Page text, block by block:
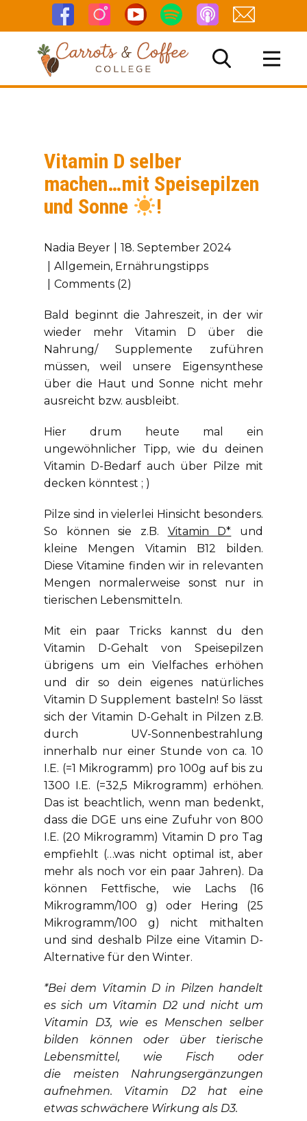
Vitamin D selber
machen…mit Speisepilzen
und Sonne
!
Nadia Beyer
18. September 2024
Allgemein, Ernährungstipps
Comments (2)
Bald beginnt die Jahreszeit, in der wir
wieder mehr Vitamin D über die
Nahrung/ Supplemente zuführen
müssen, weil unsere Eigensynthese
über die Haut und Sonne nicht mehr
ausreicht bzw. ausbleibt.
Hier drum heute mal ein
ungewöhnlicher Tipp, wie du deinen
Vitamin D-Bedarf auch über Pilze mit
decken könntest ; )
Pilze sind in vielerlei Hinsicht besonders.
So können sie z.B. Vitamin D* und
kleine Mengen Vitamin B12 bilden.
Diese Vitamine finden wir in relevanten
Mengen normalerweise sonst nur in
tierischen Lebensmitteln.
Mit ein paar Tricks kannst du den
Vitamin D-Gehalt von Speisepilzen
übrigens um ein Vielfaches erhöhen
und dir so dein eigenes natürliches
Vitamin D Supplement basteln! So lässt
sich der Vitamin D-Gehalt in Pilzen z.B.
durch UV-Sonnenbestrahlung
innerhalb nur einer Stunde von ca. 10
I.E. (=1 Mikrogramm) pro 100g auf bis zu
1300 I.E. (=32,5 Mikrogramm) erhöhen.
Das ist beachtlich, wenn man bedenkt,
dass die DGE uns eine Zufuhr von 800
I.E. (20 Mikrogramm) Vitamin D pro Tag
empfiehlt (…was nicht optimal ist, aber
mehr als noch vor ein paar Jahren). Da
können Fettfische, wie Lachs (16
Mikrogramm/100 g) oder Hering (25
Mikrogramm/100 g) nicht mithalten
und sind deshalb Pilze eine Vitamin D-
Alternative für den Winter.
*Bei dem Vitamin D in Pilzen handelt
es sich um Vitamin D2 und nicht um
Vitamin D3, wie es Menschen selber
bilden können oder über tierische
Lebensmittel, wie Fisch oder
die meisten Nahrungsergänzungen
aufnehmen. Vitamin D2 hat eine
etwas schwächere Wirkung als D3.